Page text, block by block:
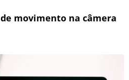
movimento na câmera